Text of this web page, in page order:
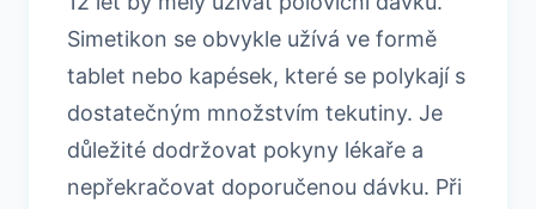
Simetikon se obvykle užívá ve formě
tablet nebo kapések, které se polykají s
dostatečným množstvím tekutiny. Je
důležité dodržovat pokyny lékaře a
nepřekračovat doporučenou dávku. Při